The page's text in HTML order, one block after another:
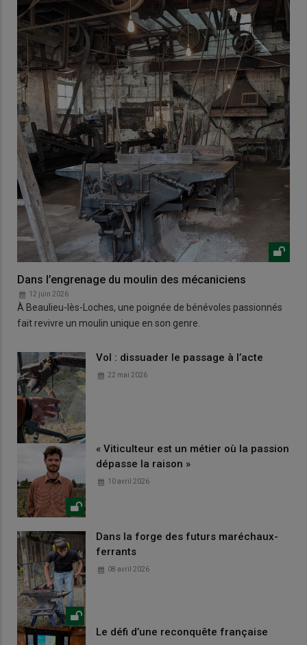
Dans l’engrenage du moulin des mécaniciens
12 juin 2026
À Beaulieu-lès-Loches, une poignée de bénévoles passionnés
fait revivre un moulin unique en son genre.
Vol : dissuader le passage à l’acte
22 mai 2026
« Viticulteur est un métier où la passion
dépasse la raison »
10 avril 2026
Dans la forge des futurs maréchaux-
ferrants
08 avril 2026
Le défi d’une reconquête française